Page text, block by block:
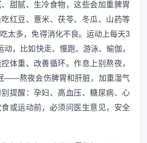
甜腻、生冷食物，这些会加重脾胃
红豆、薏米、茯苓、冬瓜、山药等
太多，免得消化不良。运动上每天3
动，比如快走、慢跑、游泳、瑜伽，
体重、改善循环。作息上别熬夜，
——熬夜会伤脾胃和肝脏，加重湿气
提醒：孕妇、高血压、糖尿病、心
或运动前，必须问医生意见，安全